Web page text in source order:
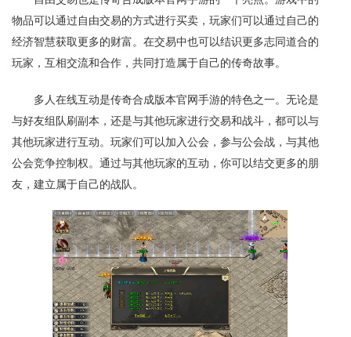
物品可以通过自由交易的方式进行买卖，玩家们可以通过自己的
经济智慧获取更多的财富。在交易中也可以结识更多志同道合的
玩家，互相交流和合作，共同打造属于自己的传奇故事。
多人在线互动是传奇合成版本官网手游的特色之一。无论是
与好友组队刷副本，还是与其他玩家进行交易和战斗，都可以与
其他玩家进行互动。玩家们可以加入公会，参与公会战，与其他
公会竞争控制权。通过与其他玩家的互动，你可以结交更多的朋
友，建立属于自己的战队。